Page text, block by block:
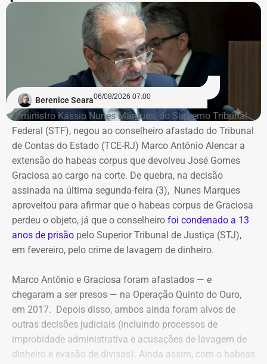
cumpram a punição prevista originalmente. Dessa forma, o
delator terá que cumprir a pena normal, sem os benefícios da
O crime
O crime foi cometido em 14 de março de 2018. Nesse dia,
Marielle participou de um compromisso na Casa das Pretas,
na Lapa, centro da cidade. Quando o encontro terminou, a
vereadora saiu com a assessora Fernanda Chaves, em carro
dirigido pelo motorista Anderson. Quando passavam pelo
bairro do Estácio, na Zona Norte, foram atingidos por treze
disparos. Apenas Fernanda sobreviveu.
Ronnie Lessa e Élcio Queiroz estão presos desde 12 de março
de 2019. Lessa está no Complexo Penitenciário da Papuda,
em Brasília, e Queiroz, na Penitenciária Federal de Brasília.
Com informações da colunista Vera Araújo, do Jornal “O
Globo”.
(8,78%) e recepcionistas de hotel (8,56%).
Com informações do colunista Ancelmo Gois, do Jornal
Berenice Seara06/08/2026 07:00
O ministro Kássio Nunes Marques, do Supremo Tribunal
Federal (STF), negou ao conselheiro afastado do Tribunal
de Contas do Estado (TCE-RJ) Marco Antônio Alencar a
extensão do habeas corpus que devolveu José Gomes
Graciosa ao cargo na corte. De quebra, na decisão
assinada na última segunda-feira (3), Nunes Marques
aproveitou para afirmar que o habeas corpus de Graciosa
perdeu o objeto, já que o conselheiro foi condenado a 13
anos de prisão pelo Superior Tribunal de Justiça (STJ),
em fevereiro, pelo crime de lavagem de dinheiro.
Marco Antônio e Graciosa foram afastados — e
chegaram a ser presos — na Operação Quinto do Ouro,
em 2017. Depois disso, ambos ainda foram alvos de
outras decisões judiciais (incluindo processos de
improbidade administrativa e acusações de lavagem de
dinheiro e evasão de divisas). Ainda assim, com o habeas